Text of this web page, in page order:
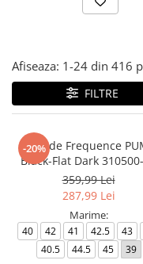
Afiseaza: 1-24 din 416
FILTRE
-20%
Softride Frequence
Black-Flat Dark
359,99 Lei
287,99 Lei
Marime:
40 42 41 42.5 43
40.5
44.5 45 39